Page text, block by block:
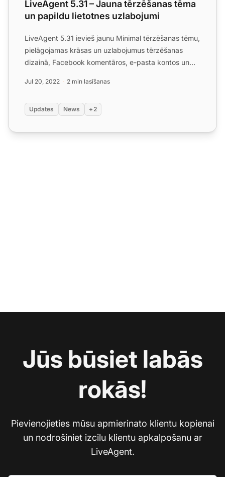
LiveAgent 5.31 – Jauna tērzēšanas tēma
un papildu lietotnes uzlabojumi
LiveAgent 5.31 ievieš jaunu Minimal tērzēšanas tēmu,
pielāgojamas krāsas un uzlabojumus tērzēšanas
dizainā, Facebook komentāros, e-pasta kontos un
Jul 20, 2022 2 min lasīšanas
Updates News +2
Jūs būsiet labās
rokās!
Pievienojieties mūsu apmierinato klientu kopienai
un nodrošiniet izcilu klientu apkalpošanu ar
LiveAgent.